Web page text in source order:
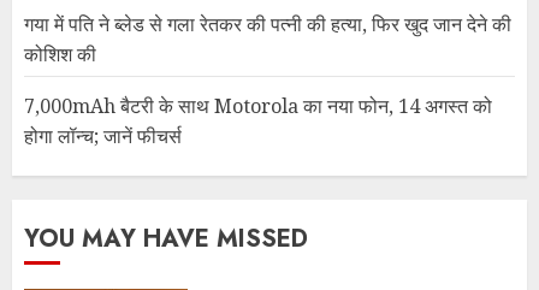
गया में पति ने ब्लेड से गला रेतकर की पत्नी की हत्या, फिर खुद जान देने की
कोशिश की
7,000mAh बैटरी के साथ Motorola का नया फोन, 14 अगस्त को
होगा लॉन्च; जानें फीचर्स
YOU MAY HAVE MISSED